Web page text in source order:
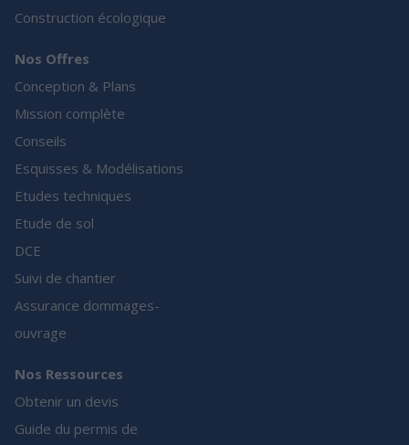
Construction écologique
Nos Offres
Conception & Plans
Mission complète
Conseils
Esquisses & Modélisations
Etudes techniques
Etude de sol
DCE
Suivi de chantier
Assurance dommages-
ouvrage
Nos Ressources
Obtenir un devis
Guide du permis de